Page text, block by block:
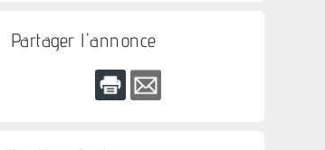
Partager l'annonce